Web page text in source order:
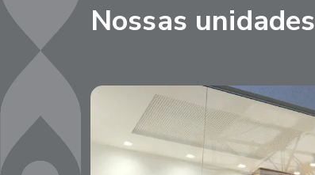
Nossas unidades